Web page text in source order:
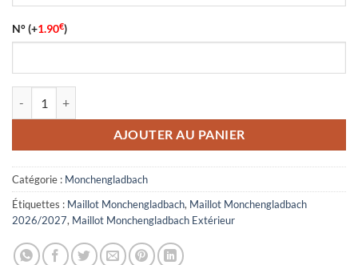
N°(+1.90€)
AJOUTER AU PANIER
Catégorie : Monchengladbach
Étiquettes : Maillot Monchengladbach, Maillot Monchengladbach
2026/2027, Maillot Monchengladbach Extérieur